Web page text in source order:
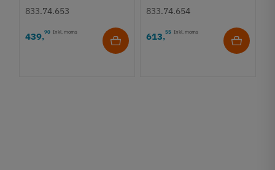
833.74.653
439,90 Inkl. moms
833.74.654
613,55 Inkl. moms